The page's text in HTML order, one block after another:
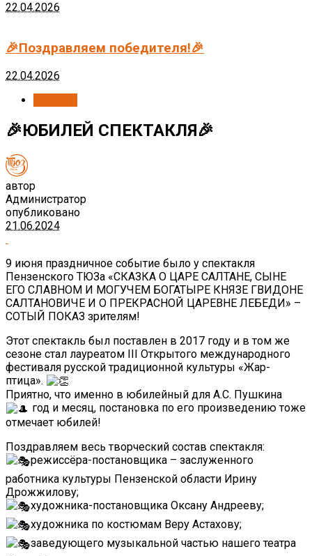
22.04.2026
🎉Поздравляем победителя!🎉
22.04.2026
🎉ЮБИЛЕЙ СПЕКТАКЛЯ🎉
автор
Администратор
опубликовано
21.06.2024
9 июня праздничное событие было у спектакля
Пензенского ТЮЗа «СКАЗКА О ЦАРЕ САЛТАНЕ, СЫНЕ
ЕГО СЛАВНОМ И МОГУЧЕМ БОГАТЫРЕ КНЯЗЕ ГВИДОНЕ
САЛТАНОВИЧЕ И О ПРЕКРАСНОЙ ЦАРЕВНЕ ЛЕБЕДИ» –
СОТЫЙ ПОКАЗ зрителям!
Этот спектакль был поставлен в 2017 году и в том же
сезоне стал лауреатом III Открытого международного
фестиваля русской традиционной культуры «Жар-
птица».
Приятно, что именно в юбилейный для А.С. Пушкина
год и месяц, постановка по его произведению тоже
отмечает юбилей!
Поздравляем весь творческий состав спектакля:
режиссёра-постановщика – заслуженного
работника культуры Пензенской области Ирину
Дрожжилову;
художника-постановщика Оксану Андрееву;
художника по костюмам Веру Астахову;
заведующего музыкальной частью нашего театра